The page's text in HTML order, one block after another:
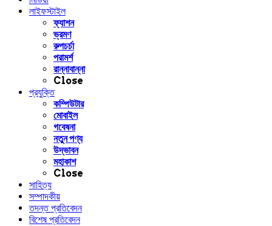
লাইফস্টাইল
ফ্যাশন
ভ্রমণ
রুপচর্চা
পরামর্শ
রান্নাবান্না
Close
প্রযুক্তি
কম্পিউটার
মোবাইল
গবেষনা
নতুন পণ্য
উদ্ভাবন
মহাকাশ
Close
সাহিত্য
সম্পাদকীয়
তদন্ত প্রতিবেদন
বিশেষ প্রতিবেদন